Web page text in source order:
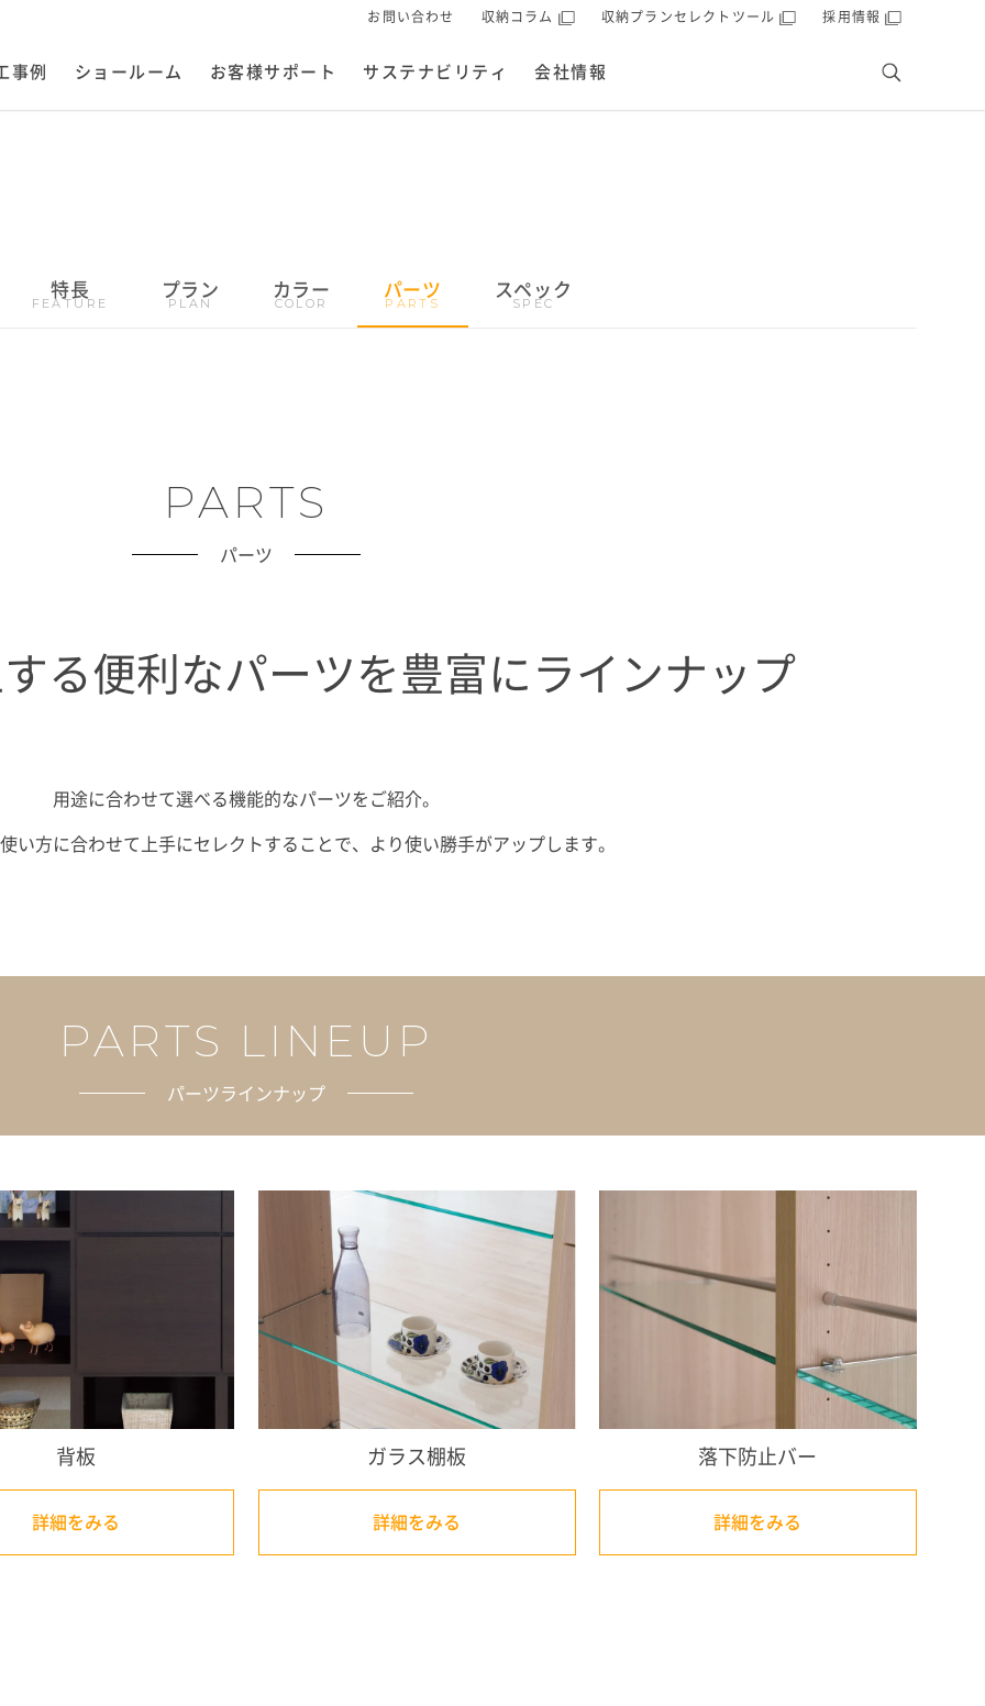
お問い合わせ 収納コラム 収納プランセレクトツール 採用情報
事例 ショールーム お客様サポート サステナビリティ 会社情報
特長 プラン カラー パーツ スペック
PARTS
パーツ
る便利なパーツを豊富にラインナップ
用途に合わせて選べる機能的なパーツをご紹介。
い方に合わせて上手にセレクトすることで、より使い勝手がアップします。
PARTS LINEUP
パーツラインナップ
背板
詳細をみる
ガラス棚板
詳細をみる
落下防止バー
詳細をみる